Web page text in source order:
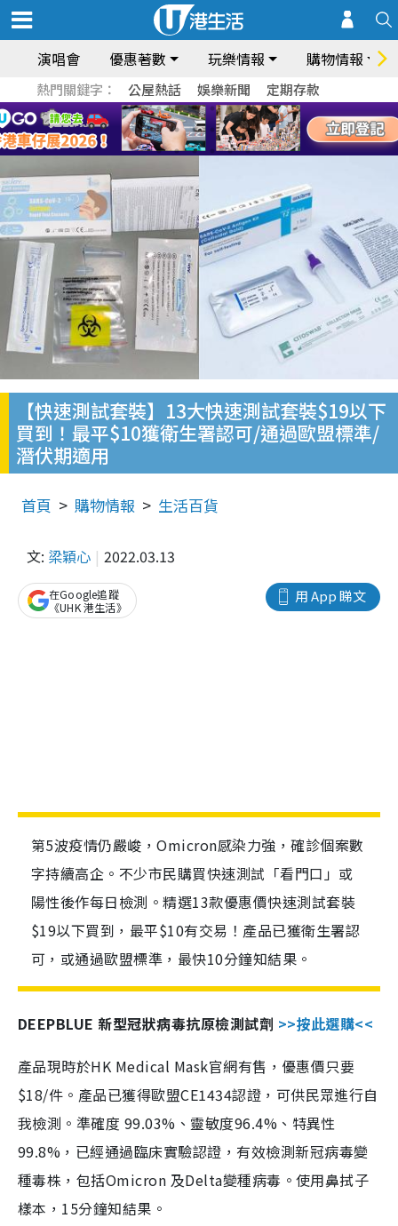
演唱會 優惠著數 玩樂情報 購物情報
熱門關鍵字： 公屋熱話 娛樂新聞 定期存款
【快速測試套裝】13大快速測試套裝$19以下
買到！最平$10獲衛生署認可/通過歐盟標準/
潛伏期適用
首頁 購物情報 生活百貨
文: 梁穎心 2022.03.13
用 App 睇文
在Google追蹤
《UHK 港生活》
第5波疫情仍嚴峻，Omicron感染力強，確診個案數
字持續高企。不少市民購買快速測試「看門口」或
陽性後作每日檢測。精選13款優惠價快速測試套裝
$19以下買到，最平$10有交易！產品已獲衛生署認
可，或通過歐盟標準，最快10分鐘知結果。
DEEPBLUE 新型冠狀病毒抗原檢測試劑 >>按此選購<<
產品現時於HK Medical Mask官網有售，優惠價只要
$18/件。產品已獲得歐盟CE1434認證，可供民眾進行自
我檢測。準確度 99.03%、靈敏度96.4%、特異性
99.8%，已經通過臨床實驗認證，有效檢測新冠病毒變
種毒株，包括Omicron 及Delta變種病毒。使用鼻拭子
樣本，15分鐘知結果。